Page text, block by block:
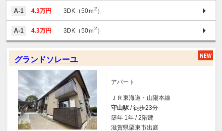
A-1 4.3万円 3DK（50ｍ2 ）
A-1 4.3万円 3DK（50ｍ2 ）
グランドソレーユ
アパート
ＪＲ東海道・山陽本線
守山駅 / 徒歩23分
築年 1年 / 2階建
滋賀県栗東市出庭